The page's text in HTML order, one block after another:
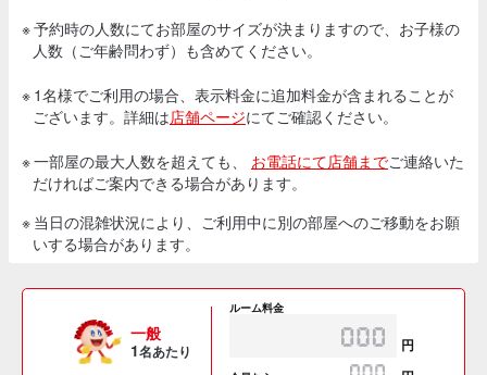
※ 予約時の人数にてお部屋のサイズが決まりますので、お子様の
人数（ご年齢問わず）も含めてください。
※ 1名様でご利用の場合、表示料金に追加料金が含まれることが
ございます。詳細は店舗ページにてご確認ください。
※ 一部屋の最大人数を超えても、 お電話にて店舗までご連絡いた
だければご案内できる場合があります。
※ 当日の混雑状況により、ご利用中に別の部屋へのご移動をお願
いする場合があります。
一般
1名あたり
ルーム料金
円